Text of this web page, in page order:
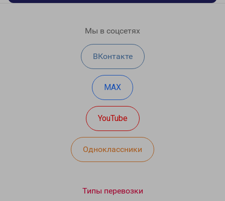
Мы в соцсетях
ВКонтакте
MAX
YouTube
Одноклассники
Типы перевозки